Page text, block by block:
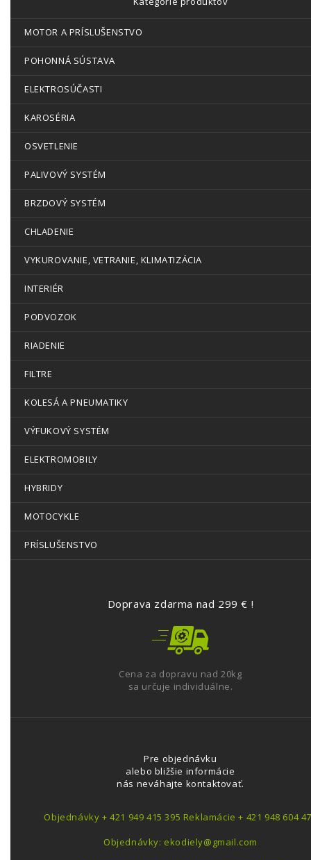
MOTOR A PRÍSLUŠENSTVO
POHONNÁ SÚSTAVA
ELEKTROSÚČASTI
KAROSÉRIA
OSVETLENIE
PALIVOVÝ SYSTÉM
BRZDOVÝ SYSTÉM
CHLADENIE
VYKUROVANIE, VETRANIE, KLIMATIZÁCIA
INTERIÉR
PODVOZOK
RIADENIE
FILTRE
KOLESÁ A PNEUMATIKY
VÝFUKOVÝ SYSTÉM
ELEKTROMOBILY
HYBRIDY
MOTOCYKLE
PRÍSLUŠENSTVO
Doprava zdarma nad 299 € !
Cena za dopravu nad 20kg
sa určuje individuálne.
Pre objednávku
alebo bližšie informácie
nás neváhajte kontaktovať.
Objednávky + 421 949 415 395 Reklamácie + 421 948 604
Objednávky: ekodiely@gmail.com